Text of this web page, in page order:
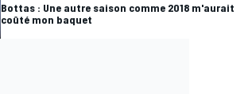
Bottas : Une autre saison comme 2018 m'aurait
coûté mon baquet